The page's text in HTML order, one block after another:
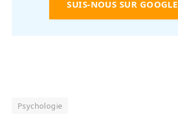
SUIS-NOUS SUR GOOGLE
Psychologie